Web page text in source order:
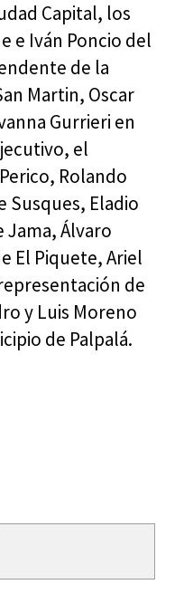
Capital, los
e Iván Poncio del
de la
Martin, Oscar
Gurrieri en
el
Rolando
Susques, Eladio
Jama, Álvaro
El Piquete, Ariel
de
y Luis Moreno
de Palpalá.